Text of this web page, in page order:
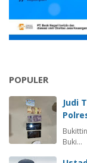
POPULER
Judi
Buki…